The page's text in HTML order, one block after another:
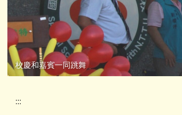
校慶和嘉賓一同跳舞
:::